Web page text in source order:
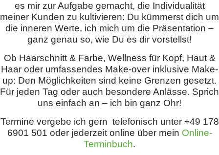
es mir zur Aufgabe gemacht, die Individualität
meiner Kunden zu kultivieren: Du kümmerst dich um
die inneren Werte, ich mich um die Präsentation –
ganz genau so, wie Du es dir vorstellst!
Ob Haarschnitt & Farbe, Wellness für Kopf, Haut &
Haar oder umfassendes Make-over inklusive Make-
up: Den Möglichkeiten sind keine Grenzen gesetzt.
Für jeden Tag oder auch besondere Anlässe. Sprich
uns einfach an – ich bin ganz Ohr!
Termine vergebe ich gern telefonisch unter +49 178
6901 501 oder jederzeit online über mein Online-
Terminbuch.